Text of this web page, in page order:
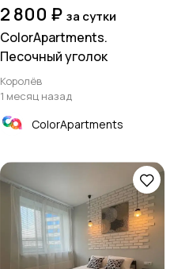
2 800 ₽ за сутки
ColorApartments.
Песочный уголок
Королёв
1 месяц назад
ColorApartments